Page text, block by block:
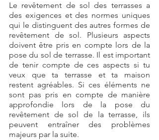
Le revêtement de sol des terrasses a
des exigences et des normes uniques
qui le distinguent des autres formes de
revêtement de sol. Plusieurs aspects
doivent être pris en compte lors de la
pose du sol de terrasse. Il est important
de tenir compte de ces aspects si tu
veux que ta terrasse et ta maison
restent agréables. Si ces éléments ne
sont pas pris en compte de manière
approfondie lors de la pose du
revêtement de sol de la terrasse, ils
peuvent entraîner des problèmes
majeurs par la suite.